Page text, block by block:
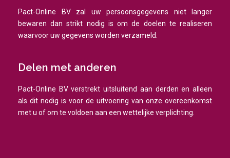
Pact-Online BV zal uw persoonsgegevens niet langer
bewaren dan strikt nodig is om de doelen te realiseren
waarvoor uw gegevens worden verzameld.
Delen met anderen
Pact-Online BV verstrekt uitsluitend aan derden en alleen
als dit nodig is voor de uitvoering van onze overeenkomst
met u of om te voldoen aan een wettelijke verplichting.